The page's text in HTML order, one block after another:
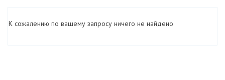
К сожалению по вашему запросу ничего не найдено